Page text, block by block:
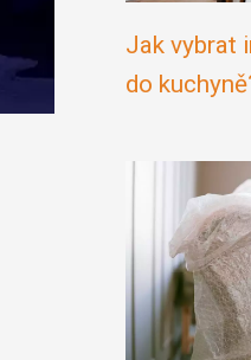
Jak vybrat
do